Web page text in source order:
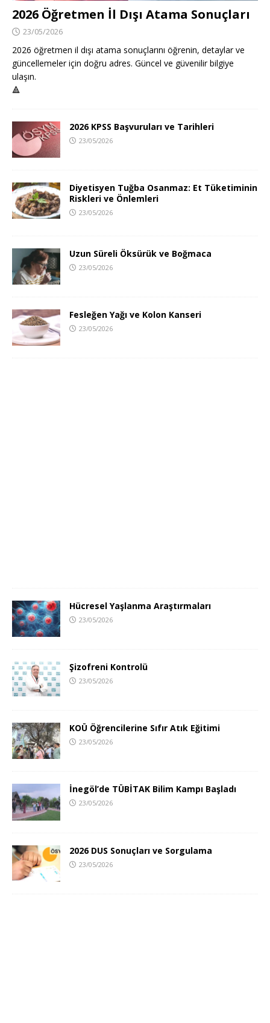
2026 Öğretmen İl Dışı Atama Sonuçları
23/05/2026
2026 öğretmen il dışı atama sonuçlarını öğrenin, detaylar ve
güncellemeler için doğru adres. Güncel ve güvenilir bilgiye
ulaşın.
🔺
2026 KPSS Başvuruları ve Tarihleri
23/05/2026
Diyetisyen Tuğba Osanmaz: Et Tüketiminin
Riskleri ve Önlemleri
23/05/2026
Uzun Süreli Öksürük ve Boğmaca
23/05/2026
Fesleğen Yağı ve Kolon Kanseri
23/05/2026
Hücresel Yaşlanma Araştırmaları
23/05/2026
Şizofreni Kontrolü
23/05/2026
KOÜ Öğrencilerine Sıfır Atık Eğitimi
23/05/2026
İnegöl’de TÜBİTAK Bilim Kampı Başladı
23/05/2026
2026 DUS Sonuçları ve Sorgulama
23/05/2026